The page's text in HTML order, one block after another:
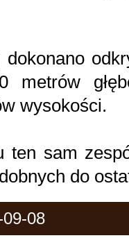
metrów
wysokości.
ten sam
do
08